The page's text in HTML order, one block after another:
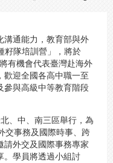
溝通能力，教育部與外
籽隊培訓營」，將於
有機會代表臺灣赴海外
歡迎全國各高中職一至
參與高級中等教育階段
、中、南三區舉行，為
交事務及國際時事、跨
請外交及國際事務專家
。學員將透過小組討